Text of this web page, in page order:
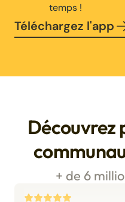
temps !
Téléchargez l'app
Découvrez
+ de 6